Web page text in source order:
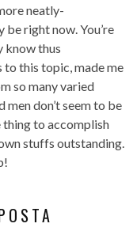
neatly-
right now. You’re
know thus
this topic, made me
so many varied
men don’t seem to be
thing to accomplish
stuffs outstanding.